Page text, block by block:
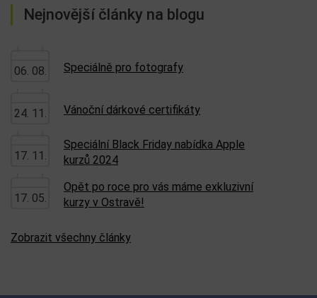
Nejnovější články na blogu
06. 08. Speciálně pro fotografy
24. 11. Vánoční dárkové certifikáty
17. 11.
Speciální Black Friday nabídka Apple
kurzů 2024
17. 05.
Opět po roce pro vás máme exkluzivní
kurzy v Ostravě!
Zobrazit všechny články